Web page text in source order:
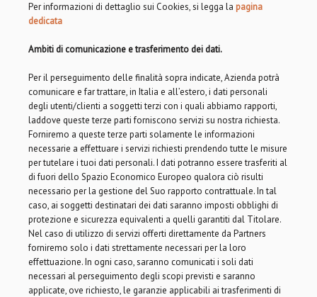
Per informazioni di dettaglio sui Cookies, si legga la pagina
dedicata
Ambiti di comunicazione e trasferimento dei dati.
Per il perseguimento delle finalità sopra indicate, Azienda potrà
comunicare e far trattare, in Italia e all’estero, i dati personali
degli utenti/clienti a soggetti terzi con i quali abbiamo rapporti,
laddove queste terze parti forniscono servizi su nostra richiesta.
Forniremo a queste terze parti solamente le informazioni
necessarie a effettuare i servizi richiesti prendendo tutte le misure
per tutelare i tuoi dati personali. I dati potranno essere trasferiti al
di fuori dello Spazio Economico Europeo qualora ciò risulti
necessario per la gestione del Suo rapporto contrattuale. In tal
caso, ai soggetti destinatari dei dati saranno imposti obblighi di
protezione e sicurezza equivalenti a quelli garantiti dal Titolare.
Nel caso di utilizzo di servizi offerti direttamente da Partners
forniremo solo i dati strettamente necessari per la loro
effettuazione. In ogni caso, saranno comunicati i soli dati
necessari al perseguimento degli scopi previsti e saranno
applicate, ove richiesto, le garanzie applicabili ai trasferimenti di